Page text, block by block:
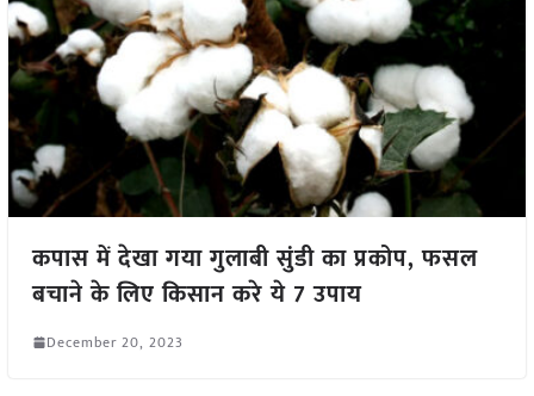
कपास में देखा गया गुलाबी सुंडी का प्रकोप, फसल
बचाने के लिए किसान करे ये 7 उपाय
December 20, 2023